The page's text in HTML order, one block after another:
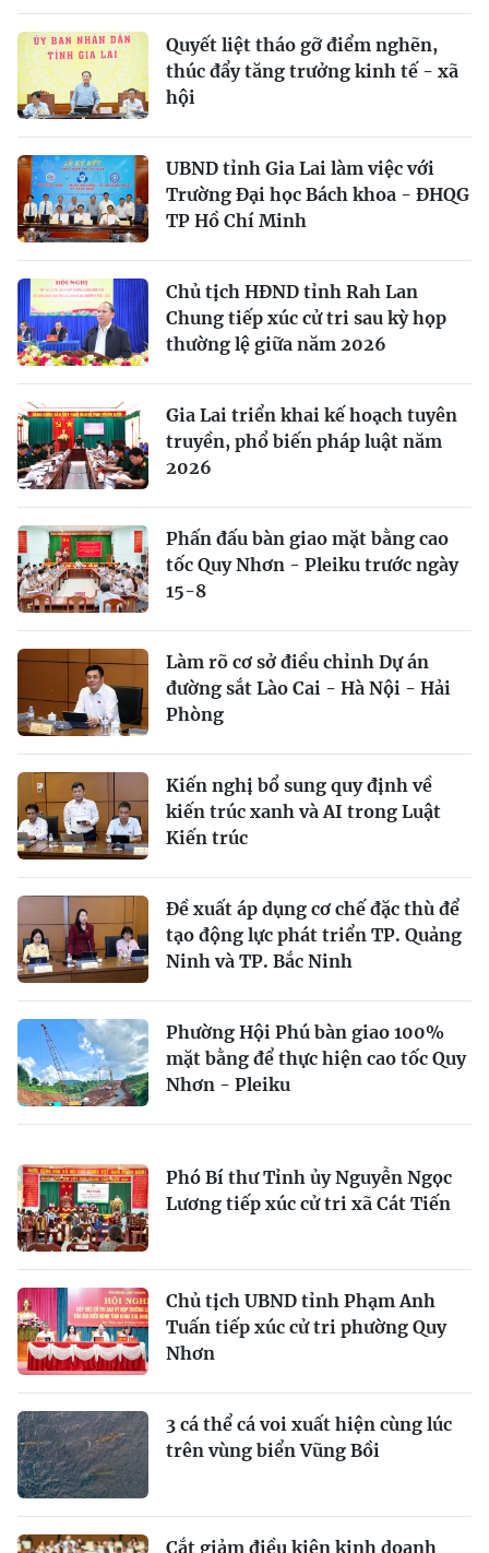
Quyết liệt tháo gỡ điểm nghẽn,
thúc đẩy tăng trưởng kinh tế - xã
hội
UBND tỉnh Gia Lai làm việc với
Trường Đại học Bách khoa - ĐHQG
TP Hồ Chí Minh
Chủ tịch HĐND tỉnh Rah Lan
Chung tiếp xúc cử tri sau kỳ họp
thường lệ giữa năm 2026
Gia Lai triển khai kế hoạch tuyên
truyền, phổ biến pháp luật năm
2026
Phấn đấu bàn giao mặt bằng cao
tốc Quy Nhơn - Pleiku trước ngày
15-8
Làm rõ cơ sở điều chỉnh Dự án
đường sắt Lào Cai - Hà Nội - Hải
Phòng
Kiến nghị bổ sung quy định về
kiến trúc xanh và AI trong Luật
Kiến trúc
Đề xuất áp dụng cơ chế đặc thù để
tạo động lực phát triển TP. Quảng
Ninh và TP. Bắc Ninh
Phường Hội Phú bàn giao 100%
mặt bằng để thực hiện cao tốc Quy
Nhơn - Pleiku
Phó Bí thư Tỉnh ủy Nguyễn Ngọc
Lương tiếp xúc cử tri xã Cát Tiến
Chủ tịch UBND tỉnh Phạm Anh
Tuấn tiếp xúc cử tri phường Quy
Nhơn
3 cá thể cá voi xuất hiện cùng lúc
trên vùng biển Vũng Bồi
Cắt giảm điều kiện kinh doanh